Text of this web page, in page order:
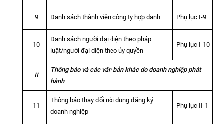
9 Danh sách thành viên công ty hợp danh Phụ lục I-9
10
Danh sách người đại diện theo pháp
luật/người đại diện theo ủy quyền
Phụ lục I-10
II
Thông báo và các văn bản khác do doanh nghiệp phát
hành
11
Thông báo thay đổi nội dung đăng ký
doanh nghiệp
Phụ lục II-1